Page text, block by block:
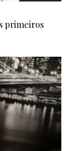
primeiros